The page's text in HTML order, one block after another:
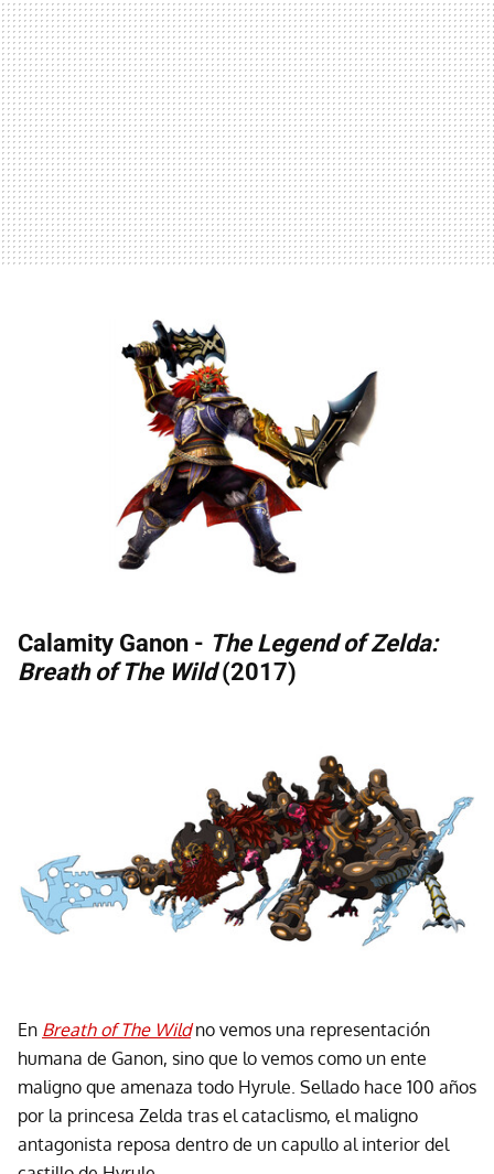
Calamity Ganon - The Legend of Zelda:
Breath of The Wild(2017)
En Breath of The Wild no vemos una representación
humana de Ganon, sino que lo vemos como un ente
maligno que amenaza todo Hyrule. Sellado hace 100 años
por la princesa Zelda tras el cataclismo, el maligno
antagonista reposa dentro de un capullo al interior del